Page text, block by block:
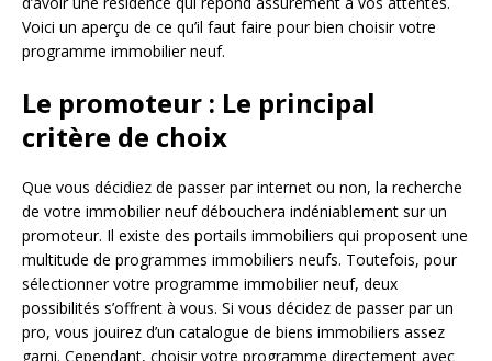
Voici un aperçu de ce qu’il faut faire pour bien choisir votre
programme immobilier neuf.
Le promoteur : Le principal
critère de choix
Que vous décidiez de passer par internet ou non, la recherche
de votre immobilier neuf débouchera indéniablement sur un
promoteur. Il existe des portails immobiliers qui proposent une
multitude de programmes immobiliers neufs. Toutefois, pour
sélectionner votre programme immobilier neuf, deux
possibilités s’offrent à vous. Si vous décidez de passer par un
pro, vous jouirez d’un catalogue de biens immobiliers assez
garni. Cependant, choisir votre programme directement avec